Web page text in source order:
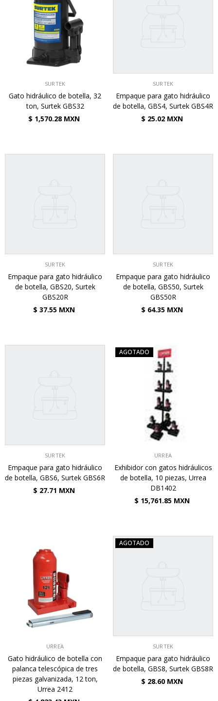
SURTEK
Gato hidráulico de botella, 32
ton, Surtek GBS32
$ 1,570.28 MXN
SURTEK
Empaque para gato hidráulico
de botella, GBS4, Surtek GBS4R
$ 25.02 MXN
SURTEK
Empaque para gato hidráulico
de botella, GBS20, Surtek
GBS20R
$ 37.55 MXN
SURTEK
Empaque para gato hidráulico
de botella, GBS50, Surtek
GBS50R
$ 64.35 MXN
SURTEK
Empaque para gato hidráulico
de botella, GBS6, Surtek GBS6R
$ 27.71 MXN
AGOTADO
URREA
Exhibidor con gatos hidráulicos
de botella, 10 piezas, Urrea
DB1402
$ 15,761.85 MXN
URREA
Gato hidráulico de botella con
palanca telescópica de tres
piezas galvanizada, 12 ton,
Urrea 2412
AGOTADO
SURTEK
Empaque para gato hidráulico
de botella, GBS8, Surtek GBS8R
$ 28.60 MXN